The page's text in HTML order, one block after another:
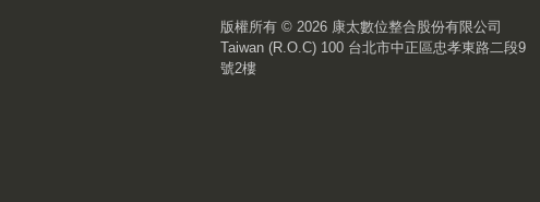
版權所有 © 2026 康太數位整合股份有限公司
Taiwan (R.O.C) 100 台北市中正區忠孝東路二段9
號2樓